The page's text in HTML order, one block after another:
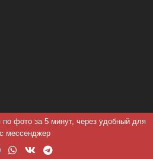
по фото за 5 минут, через удобный для
мессенджер